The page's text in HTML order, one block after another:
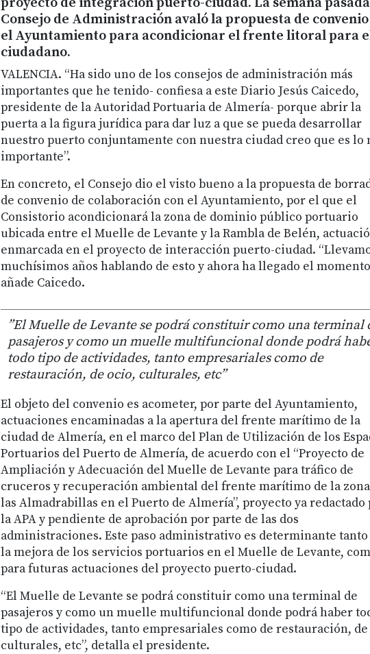
Consejo de Administración avaló la propuesta de
el Ayuntamiento para acondicionar el frente litoral para
ciudadano.
VALENCIA. “Ha sido uno de los consejos de administración más
importantes que he tenido- confiesa a este Diario Jesús Caicedo,
presidente de la Autoridad Portuaria de Almería- porque abrir la
puerta a la figura jurídica para dar luz a que se pueda desarrollar
nuestro puerto conjuntamente con nuestra ciudad creo que es lo
importante”.
En concreto, el Consejo dio el visto bueno a la propuesta de
de convenio de colaboración con el Ayuntamiento, por el que el
Consistorio acondicionará la zona de dominio público portuario
ubicada entre el Muelle de Levante y la Rambla de Belén,
enmarcada en el proyecto de interacción puerto-ciudad.
muchísimos años hablando de esto y ahora ha llegado el
añade Caicedo.
”El Muelle de Levante se podrá constituir como una terminal
pasajeros y como un muelle multifuncional donde podrá
todo tipo de actividades, tanto empresariales como de
restauración, de ocio, culturales, etc”
El objeto del convenio es acometer, por parte del Ayuntamiento,
actuaciones encaminadas a la apertura del frente marítimo de la
ciudad de Almería, en el marco del Plan de Utilización de los
Portuarios del Puerto de Almería, de acuerdo con el “Proyecto de
Ampliación y Adecuación del Muelle de Levante para tráfico de
cruceros y recuperación ambiental del frente marítimo de la
las Almadrabillas en el Puerto de Almería”, proyecto ya redactado
la APA y pendiente de aprobación por parte de las dos
administraciones. Este paso administrativo es determinante tanto
la mejora de los servicios portuarios en el Muelle de Levante,
para futuras actuaciones del proyecto puerto-ciudad.
“El Muelle de Levante se podrá constituir como una terminal de
pasajeros y como un muelle multifuncional donde podrá haber
tipo de actividades, tanto empresariales como de restauración,
culturales, etc”, detalla el presidente.